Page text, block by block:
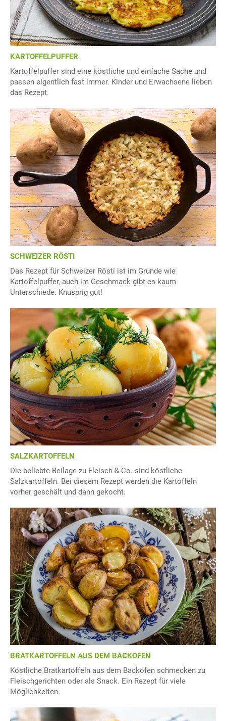
KARTOFFELPUFFER
Kartoffelpuffer sind eine köstliche und einfache Sache und
passen eigentlich fast immer. Kinder und Erwachsene lieben
das Rezept.
SCHWEIZER RÖSTI
Das Rezept für Schweizer Rösti ist im Grunde wie
Kartoffelpuffer, auch im Geschmack gibt es kaum
Unterschiede. Knusprig gut!
SALZKARTOFFELN
Die beliebte Beilage zu Fleisch & Co. sind köstliche
Salzkartoffeln. Bei diesem Rezept werden die Kartoffeln
vorher geschält und dann gekocht.
BRATKARTOFFELN AUS DEM BACKOFEN
Köstliche Bratkartoffeln aus dem Backofen schmecken zu
Fleischgerichten oder als Snack. Ein Rezept für viele
Möglichkeiten.